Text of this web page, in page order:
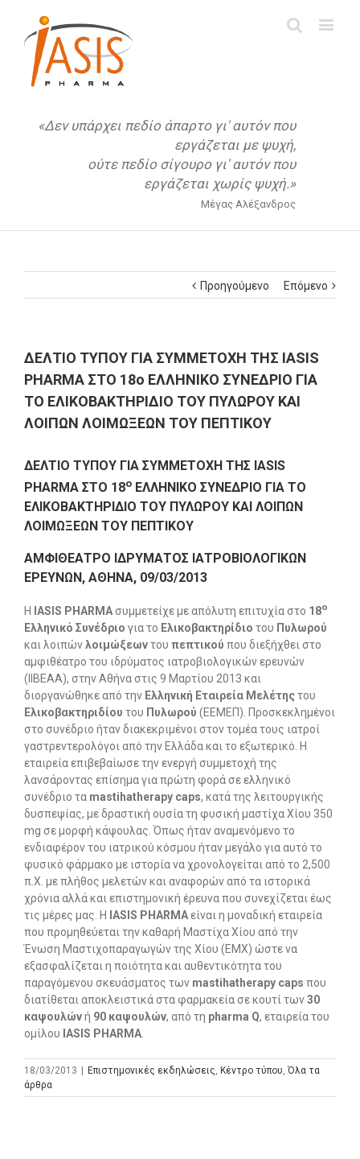
«Δεν υπάρχει πεδίο άπαρτο γι' αυτόν που
εργάζεται με ψυχή,
ούτε πεδίο σίγουρο γι' αυτόν που
εργάζεται χωρίς ψυχή.»
Μέγας Αλέξανδρος
Προηγούμενο Επόμενο
ΔΕΛΤΙΟ ΤΥΠΟΥ ΓΙΑ ΣΥΜΜΕΤΟΧΗ THΣ IΑSIS
PHARMA ΣΤΟ 18ο ΕΛΛΗΝΙΚΟ ΣΥΝΕΔΡΙΟ ΓΙΑ
ΤΟ ΕΛΙΚΟΒΑΚΤΗΡΙΔΙΟ ΤΟΥ ΠΥΛΩΡΟΥ ΚΑΙ
ΛΟΙΠΩΝ ΛΟΙΜΩΞΕΩΝ ΤΟΥ ΠΕΠΤΙΚΟΥ
ΔΕΛΤΙΟ ΤΥΠΟΥ ΓΙΑ ΣΥΜΜΕΤΟΧΗ THΣ IΑSIS
PHARMA ΣΤΟ 18ο ΕΛΛΗΝΙΚΟ ΣΥΝΕΔΡΙΟ ΓΙΑ ΤΟ
ΕΛΙΚΟΒΑΚΤΗΡΙΔΙΟ ΤΟΥ ΠΥΛΩΡΟΥ ΚΑΙ ΛΟΙΠΩΝ
ΛΟΙΜΩΞΕΩΝ ΤΟΥ ΠΕΠΤΙΚΟΥ
ΑΜΦΙΘΕΑΤΡΟ ΙΔΡΥΜΑΤΟΣ ΙΑΤΡΟΒΙΟΛΟΓΙΚΩΝ
ΕΡΕΥΝΩΝ, ΑΘΗΝΑ, 09/03/2013
Η ΙΑSIS PHARMA συμμετείχε με απόλυτη επιτυχία στο 18ο
Ελληνικό Συνέδριο για το Ελικοβακτηρίδιο του Πυλωρού
και λοιπώνλοιμώξεωντου πεπτικού που διεξήχθει στο
αμφιθέατρο του ιδρύματος ιατροβιολογικών ερευνών
(ΙΙΒΕΑΑ), στην Αθήνα στις 9 Μαρτίου 2013 και
διοργανώθηκε από την Ελληνική Εταιρεία Μελέτηςτου
Ελικοβακτηριδίου του Πυλωρού (ΕΕΜΕΠ). Προσκεκλημένοι
στο συνέδριο ήταν διακεκριμένοι στον τομέα τους ιατροί
γαστρεντερολόγοι από την Ελλάδα και το εξωτερικό. Η
εταιρεία επιβεβαίωσε την ενεργή συμμετοχή της
λανσάροντας επίσημα για πρώτη φορά σε ελληνικό
συνέδριο τα mastihatherapy caps, κατά της λειτουργικής
δυσπεψίας, με δραστική ουσία τη φυσική μαστίχα Χίου 350
mg σε μορφή κάψουλας. Όπως ήταν αναμενόμενο το
ενδιαφέρον του ιατρικού κόσμου ήταν μεγάλο για αυτό το
φυσικό φάρμακο με ιστορία να χρονολογείται από το 2,500
π.Χ. με πλήθος μελετών και αναφορών από τα ιστορικά
χρόνια αλλά και επιστημονική έρευνα που συνεχίζεται έως
τις μέρες μας. Η ASIS PHARMA είναι η μοναδική εταιρεία
που προμηθεύεται την καθαρή Μαστίχα Χίου από την
Ένωση Μαστιχοπαραγωγών της Χίου (ΕΜΧ) ώστε να
εξασφαλίζεται η ποιότητα και αυθεντικότητα του
παραγόμενου σκευάσματος των mastihatherapy caps που
διατίθεται αποκλειστικά στα φαρμακεία σε κουτί των30
καψουλώνή 90 καψουλών, από τη pharma Q, εταιρεία του
ομίλου ΙΑSIS PHARMA
18/03/2013 Επιστημονικές εκδηλώσεις, Κέντρο τύπου, Όλα τα
άρθρα